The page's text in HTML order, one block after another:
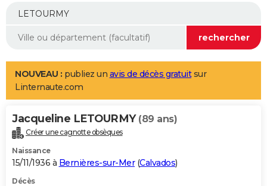
Mobiles
Meilleur smartphone
Internet
Ordinateurs
Jeux vidéo
Guide high-tech
Aménagement intérieur
LIFESTYLE
Art de vivre
Bien-être
Loisirs
Mode
Modes de vie
Alimentation
Guide de la santé
Maladies
Médicaments
Sommeil
VOYAGE
Destinations
City break
Voyage nature
Voyage de noces
Forum
Climat
+PHOTO
GUIDES D'ACHAT
NOUVEAU : publiez un avis de décès gratuitsur
Linternaute.com
Jacqueline LETOURMY (89 ans)
Créer une cagnotte obsèques
Naissance
15/11/1936 à Bernières-sur-Mer(Calvados)
Décès